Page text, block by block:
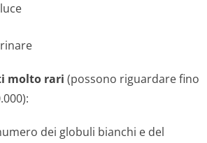
molto rari (possono riguardare fino
dei globuli bianchi e del